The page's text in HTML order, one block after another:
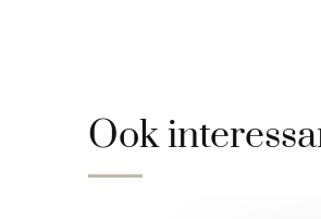
Ook